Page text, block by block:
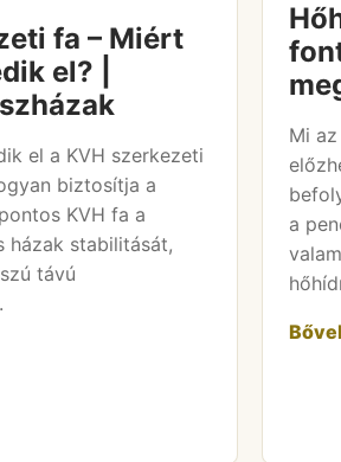
fa – Miért
el? |
el a KVH szerkezeti
biztosítja a
KVH fa a
házak stabilitását,
távú
Mi
a